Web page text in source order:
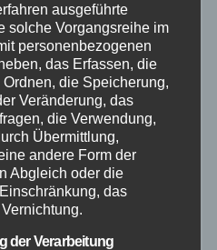
ausgeführte
solche Vorgangsreihe im
personenbezogenen
das Erfassen, die
die Speicherung,
Veränderung, das
die Verwendung,
Übermittlung,
andere Form der
Abgleich oder die
das
Verarbeitung